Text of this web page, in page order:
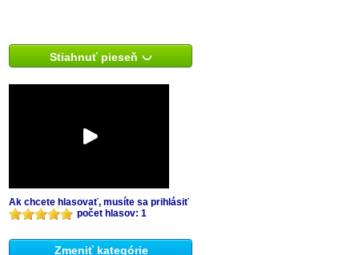
Stiahnuť pieseň
Ak chcete hlasovať, musíte sa prihlásiť
počet hlasov: 1
Zmeniť kategórie